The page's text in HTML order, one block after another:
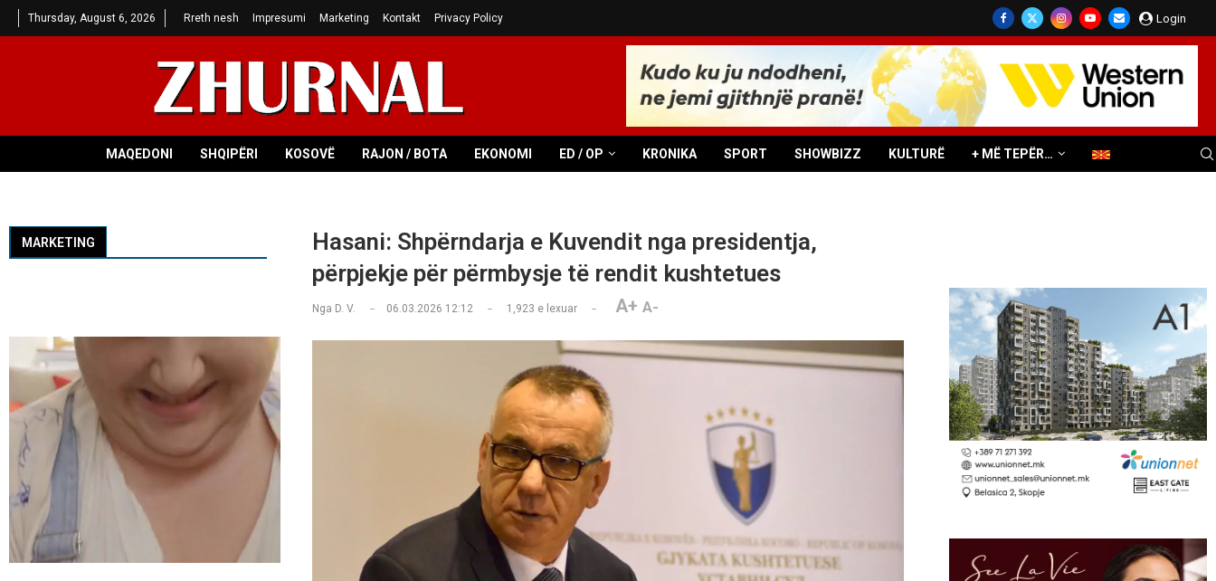
Thursday, August 6, 2026 Rreth nesh Impresumi Marketing Kontakt Privacy Policy Login
MAQEDONI SHQIPËRI KOSOVË RAJON / BOTA EKONOMI ED / OP KRONIKA SPORT SHOWBIZZ KULTURË + MË TEPËR…
Hasani: Shpërndarja e Kuvendit nga presidentja,
përpjekje për përmbysje të rendit kushtetues
Nga D. V. 06.03.2026 12:12 1,923 e lexuar A+ A-
MARKETING